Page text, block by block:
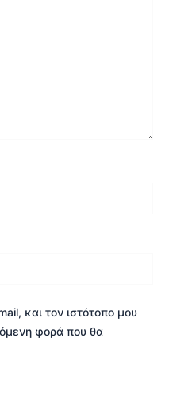
και τον ιστότοπο μου
φορά που θα